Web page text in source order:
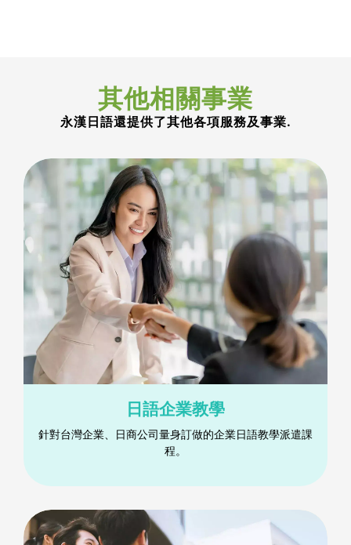
其他相關事業
永漢日語還提供了其他各項服務及事業.
日語企業教學
針對台灣企業、日商公司量身訂做的企業日語教學派遣課
程。